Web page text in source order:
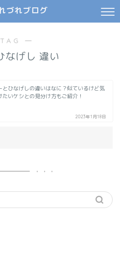
づれブログ
―
なげし 違い
とひなげしの違いはなに？似ているけど気
たいケシとの見分け方もご紹介！
2023年1月18日